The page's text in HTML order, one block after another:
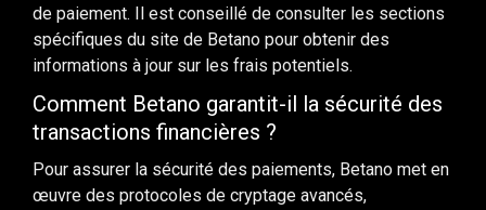
de paiement. Il est conseillé de consulter les sections
spécifiques du site de Betano pour obtenir des
informations à jour sur les frais potentiels.
Comment Betano garantit-il la sécurité des
transactions financières ?
Pour assurer la sécurité des paiements, Betano met en
œuvre des protocoles de cryptage avancés,